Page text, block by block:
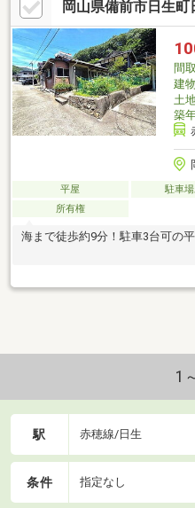
た物件。また写真に写っている
らでも手ぶらで利用できる状態
を織り交ぜた独創的な物件。ま
る付属建物付きで、そこもリフ
楽しめる物件になりそうです。
です。
岡山県備前市日生
間
建
土
築
平屋 駐車場
所有権
海まで徒歩約9分！駐車3台可の平
1
駅 赤穂線/日生
条件 指定なし